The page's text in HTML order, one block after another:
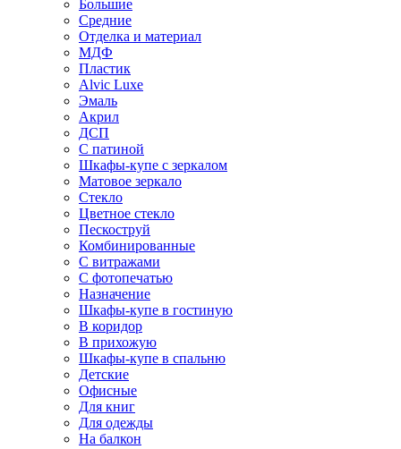
Большие
Средние
Отделка и материал
МДФ
Пластик
Alvic Luxe
Эмаль
Акрил
ДСП
С патиной
Шкафы-купе с зеркалом
Матовое зеркало
Стекло
Цветное стекло
Пескоструй
Комбинированные
С витражами
С фотопечатью
Назначение
Шкафы-купе в гостиную
В коридор
В прихожую
Шкафы-купе в спальню
Детские
Офисные
Для книг
Для одежды
На балкон